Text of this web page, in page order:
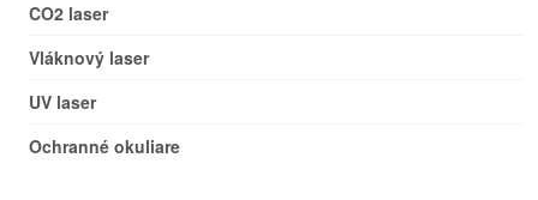
CO2 laser
Vláknový laser
UV laser
Ochranné okuliare